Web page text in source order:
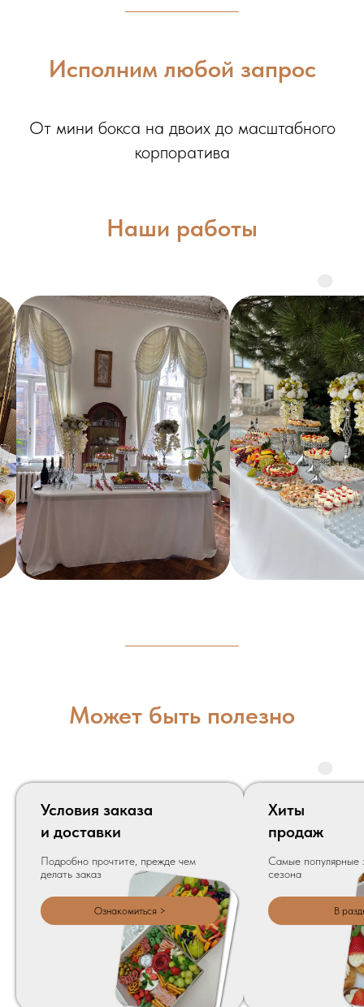
Исполним любой запрос
От мини бокса на двоих до масштабного
корпоратива
Наши работы
Может быть полезно
Условия заказа
и доставки
Подробно прочтите, прежде чем
делать заказ
Ознакомиться >
Хиты
продаж
Самые популярные
сезона
В